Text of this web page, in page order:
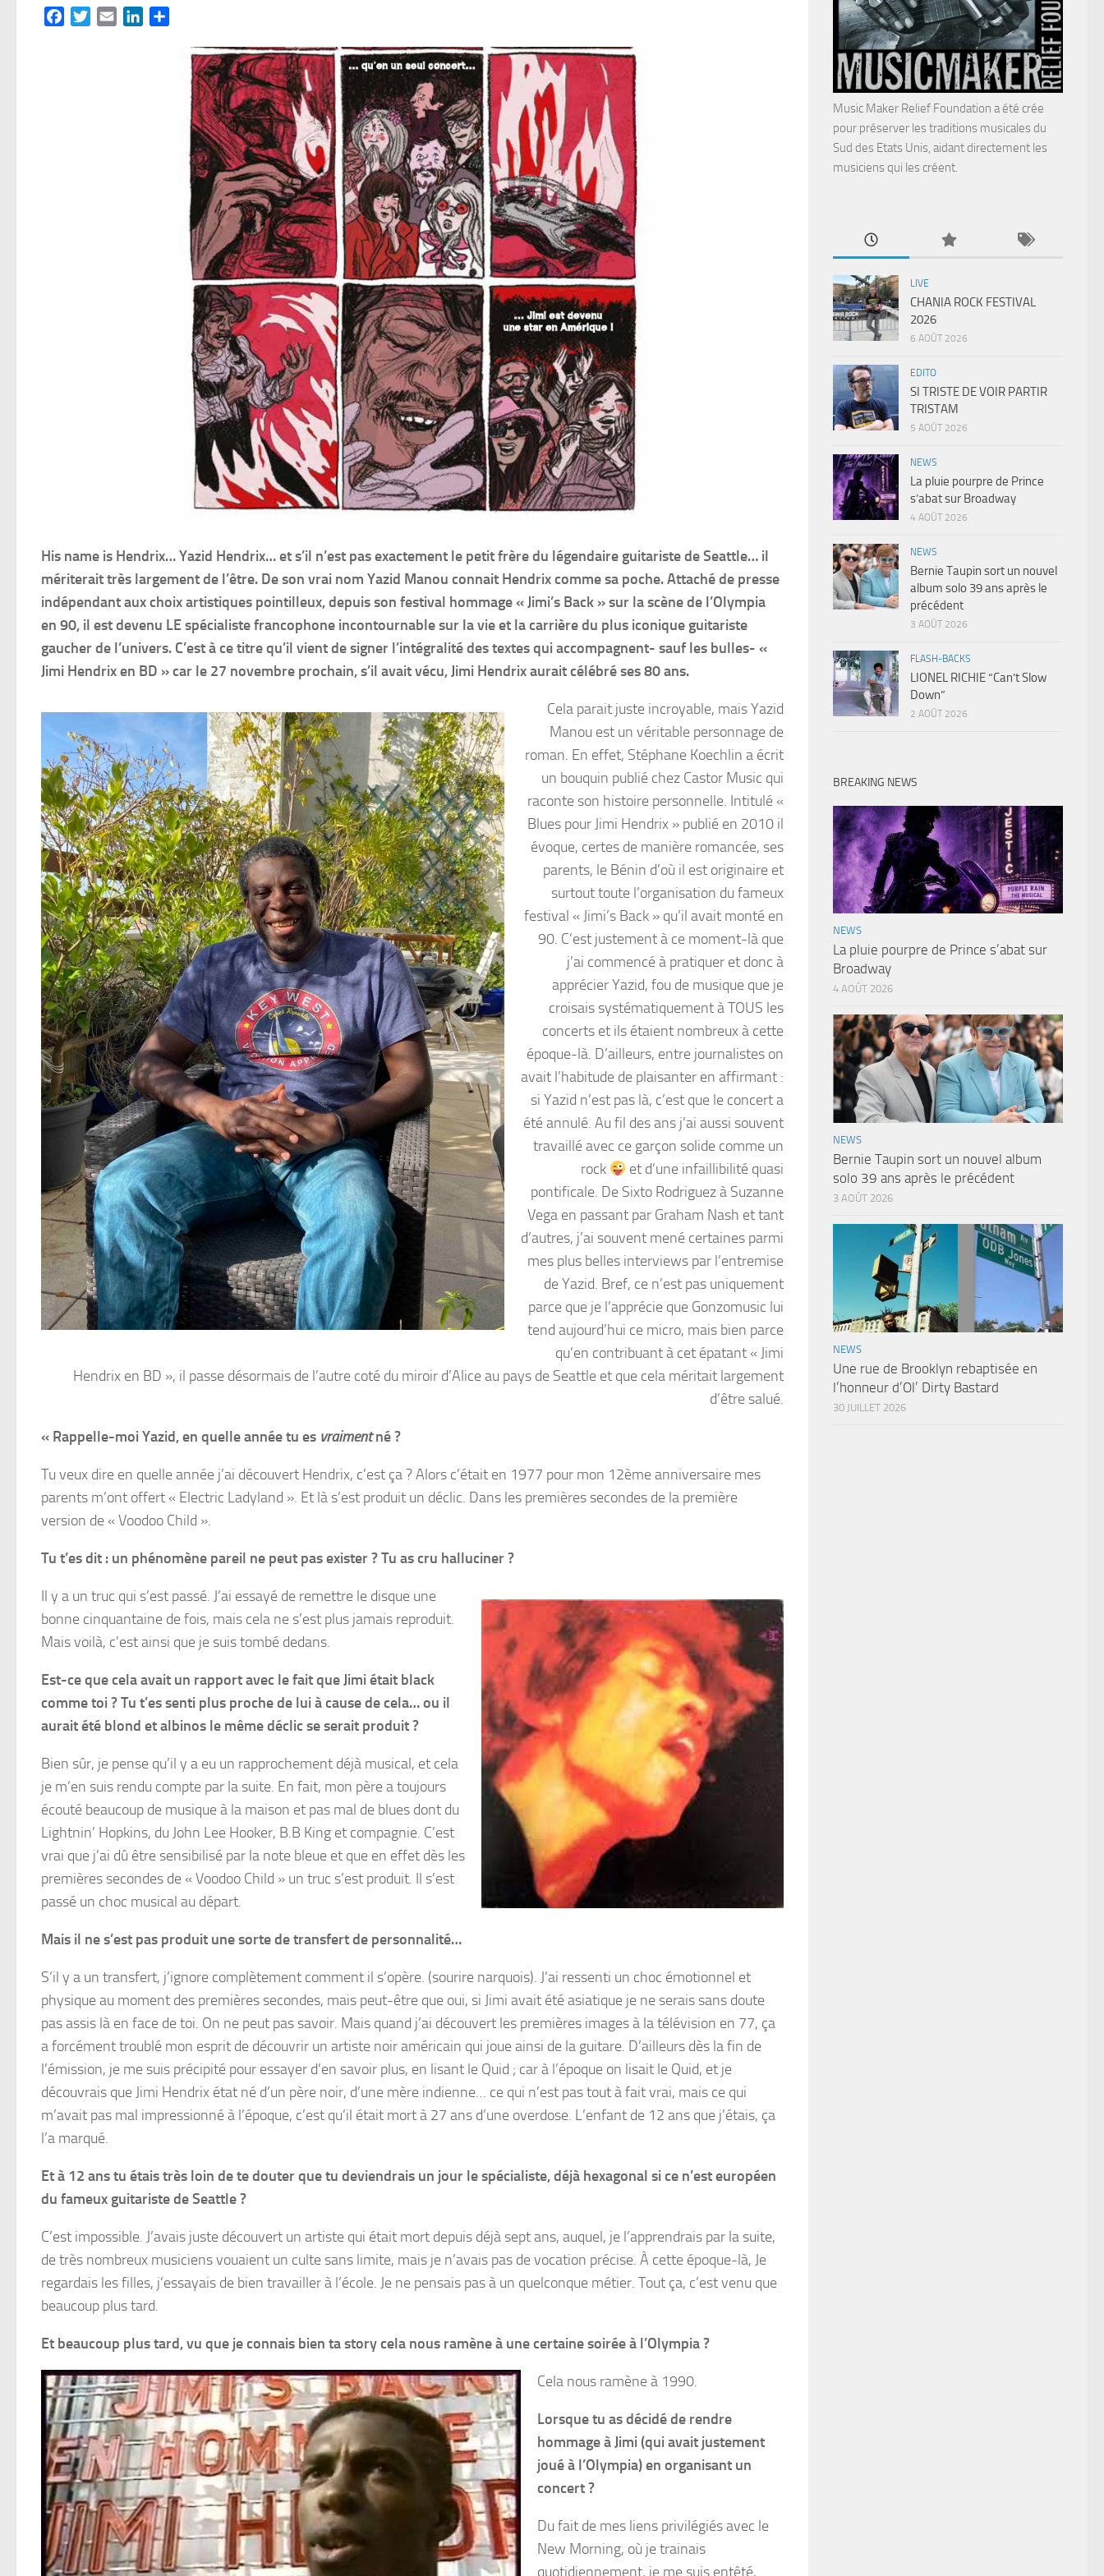
FacebookTwitterEmail LinkedIn
His name is Hendrix… Yazid Hendrix… et s’il n’est pas exactement le petit frère du légendaire guitariste de Seattle… il
mériterait très largement de l’être. De son vrai nom Yazid Manou connait Hendrix comme sa poche. Attaché de presse
indépendant aux choix artistiques pointilleux, depuis son festival hommage « Jimi’s Back » sur la scène de l’Olympia
en 90, il est devenu LE spécialiste francophone incontournable sur la vie et la carrière du plus iconique guitariste
gaucher de l’univers. C’est à ce titre qu’il vient de signer l’intégralité des textes qui accompagnent- sauf les bulles- «
Jimi Hendrix en BD » car le 27 novembre prochain, s’il avait vécu, Jimi Hendrix aurait célébré ses 80 ans.
Cela parait juste incroyable, mais Yazid
Manou est un véritable personnage de
roman. En effet, Stéphane Koechlin a écrit
un bouquin publié chez Castor Music qui
raconte son histoire personnelle. Intitulé «
Blues pour Jimi Hendrix » publié en 2010 il
évoque, certes de manière romancée, ses
parents, le Bénin d’où il est originaire et
surtout toute l’organisation du fameux
festival « Jimi’s Back » qu’il avait monté en
90. C’est justement à ce moment-là que
j’ai commencé à pratiquer et donc à
apprécier Yazid, fou de musique que je
croisais systématiquement à TOUS les
concerts et ils étaient nombreux à cette
époque-là. D’ailleurs, entre journalistes on
avait l’habitude de plaisanter en affirmant :
si Yazid n’est pas là, c’est que le concert a
été annulé. Au fil des ans j’ai aussi souvent
travaillé avec ce garçon solide comme un
rock
et d’une infaillibilité quasi
pontificale. De Sixto Rodriguez à Suzanne
Vega en passant par Graham Nash et tant
d’autres, j’ai souvent mené certaines parmi
mes plus belles interviews par l’entremise
de Yazid. Bref, ce n’est pas uniquement
parce que je l’apprécie que Gonzomusic lui
tend aujourd’hui ce micro, mais bien parce
qu’en contribuant à cet épatant « Jimi
Hendrix en BD », il passe désormais de l’autre coté du miroir d’Alice au pays de Seattle et que cela méritait largement
d’être salué.
« Rappelle-moi Yazid, en quelle année tu es vraimentné ?
Tu veux dire en quelle année j’ai découvert Hendrix, c’est ça ? Alors c’était en 1977 pour mon 12ème anniversaire mes
parents m’ont offert « Electric Ladyland ». Et là s’est produit un déclic. Dans les premières secondes de la première
version de « Voodoo Child ».
Tu t’es dit : un phénomène pareil ne peut pas exister ? Tu as cru halluciner ?
Il y a un truc qui s’est passé. J’ai essayé de remettre le disque une
bonne cinquantaine de fois, mais cela ne s’est plus jamais reproduit.
Mais voilà, c’est ainsi que je suis tombé dedans.
Est-ce que cela avait un rapport avec le fait que Jimi était black
comme toi ? Tu t’es senti plus proche de lui à cause de cela… ou il
aurait été blond et albinos le même déclic se serait produit ?
Bien sûr, je pense qu’il y a eu un rapprochement déjà musical, et cela
je m’en suis rendu compte par la suite. En fait, mon père a toujours
écouté beaucoup de musique à la maison et pas mal de blues dont du
Lightnin’ Hopkins, du John Lee Hooker, B.B King et compagnie. C’est
vrai que j’ai dû être sensibilisé par la note bleue et que en effet dès les
premières secondes de « Voodoo Child » un truc s’est produit. Il s’est
passé un choc musical au départ.
Mais il ne s’est pas produit une sorte de transfert de personnalité…
S’il y a un transfert, j’ignore complètement comment il s’opère. (sourire narquois). J’ai ressenti un choc émotionnel et
physique au moment des premières secondes, mais peut-être que oui, si Jimi avait été asiatique je ne serais sans doute
pas assis là en face de toi. On ne peut pas savoir. Mais quand j’ai découvert les premières images à la télévision en 77, ça
a forcément troublé mon esprit de découvrir un artiste noir américain qui joue ainsi de la guitare. D’ailleurs dès la fin de
l’émission, je me suis précipité pour essayer d’en savoir plus, en lisant le Quid ; car à l’époque on lisait le Quid, et je
découvrais que Jimi Hendrix état né d’un père noir, d’une mère indienne… ce qui n’est pas tout à fait vrai, mais ce qui
m’avait pas mal impressionné à l’époque, c’est qu’il était mort à 27 ans d’une overdose. L’enfant de 12 ans que j’étais, ça
l’a marqué.
Et à 12 ans tu étais très loin de te douter que tu deviendrais un jour le spécialiste, déjà hexagonal si ce n’est européen
du fameux guitariste de Seattle ?
C’est impossible. J’avais juste découvert un artiste qui était mort depuis déjà sept ans, auquel, je l’apprendrais par la suite,
de très nombreux musiciens vouaient un culte sans limite, mais je n’avais pas de vocation précise. À cette époque-là, Je
regardais les filles, j’essayais de bien travailler à l’école. Je ne pensais pas à un quelconque métier. Tout ça, c’est venu que
beaucoup plus tard.
Et beaucoup plus tard, vu que je connais bien ta story cela nous ramène à une certaine soirée à l’Olympia ?
Cela nous ramène à 1990.
Lorsque tu as décidé de rendre
hommage à Jimi (qui avait justement
joué à l’Olympia) en organisant un
concert ?
Du fait de mes liens privilégiés avec le
New Morning, où je trainais
quotidiennement, je me suis entêté,
Music Maker Relief Foundation a été crée
pour préserver les traditions musicales du
Sud des Etats Unis, aidant directement les
musiciens qui les créent.
LIVE
CHANIA ROCK FESTIVAL
2026
6 AOÛT 2026
EDITO
SI TRISTE DE VOIR PARTIR
TRISTAM
5 AOÛT 2026
NEWS
La pluie pourpre de Prince
s’abat sur Broadway
4 AOÛT 2026
NEWS
Bernie Taupin sort un nouvel
album solo 39 ans après le
précédent
3 AOÛT 2026
FLASH-BACKS
LIONEL RICHIE “Can’t Slow
Down”
2 AOÛT 2026
BREAKING NEWS
NEWS
La pluie pourpre de Prince s’abat sur
Broadway
4 AOÛT 2026
NEWS
Bernie Taupin sort un nouvel album
solo 39 ans après le précédent
3 AOÛT 2026
NEWS
Une rue de Brooklyn rebaptisée en
l’honneur d’Ol’ Dirty Bastard
30 JUILLET 2026